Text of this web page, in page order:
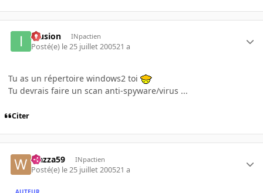
Illusion INpactien
Posté(e) le 25 juillet 200521 a
Tu as un répertoire windows2 toi
Tu devrais faire un scan anti-spyware/virus ...
Citer
wazza59 INpactien
Posté(e) le 25 juillet 200521 a